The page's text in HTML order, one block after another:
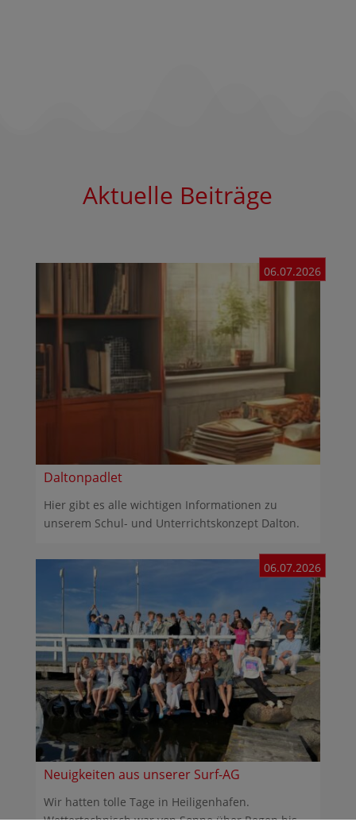
Aktuelle Beiträge
Daltonpadlet
06.07.2026
Hier gibt es alle wichtigen Informationen zu
unserem Schul- und Unterrichtskonzept Dalton.
Neuigkeiten aus unserer Surf-AG
06.07.2026
Wir hatten tolle Tage in Heiligenhafen.
Wettertechnisch war von Sonne über Regen bis